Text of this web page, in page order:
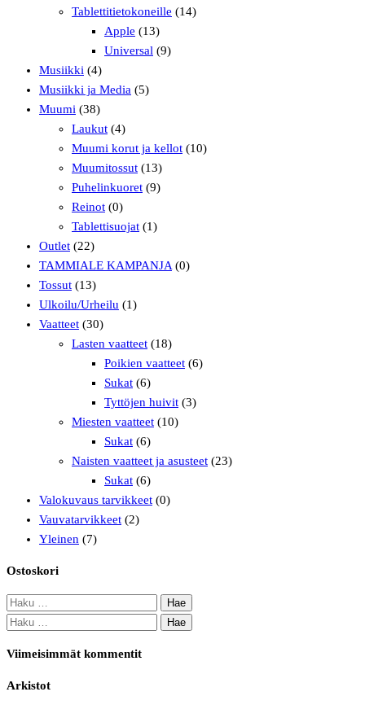
Tablettitietokoneille (14)
Apple (13)
Universal (9)
Musiikki (4)
Musiikki ja Media (5)
Muumi (38)
Laukut (4)
Muumi korut ja kellot (10)
Muumitossut (13)
Puhelinkuoret (9)
Reinot (0)
Tablettisuojat (1)
Outlet (22)
TAMMIALE KAMPANJA (0)
Tossut (13)
Ulkoilu/Urheilu (1)
Vaatteet (30)
Lasten vaatteet (18)
Poikien vaatteet (6)
Sukat (6)
Tyttöjen huivit (3)
Miesten vaatteet (10)
Sukat (6)
Naisten vaatteet ja asusteet (23)
Sukat (6)
Valokuvaus tarvikkeet (0)
Vauvatarvikkeet (2)
Yleinen (7)
Ostoskori
Haku:
Haku:
Viimeisimmät kommentit
Arkistot